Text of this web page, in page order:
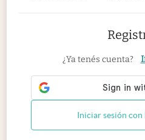
¿Ya tenés cuenta?
Iniciar sesión con